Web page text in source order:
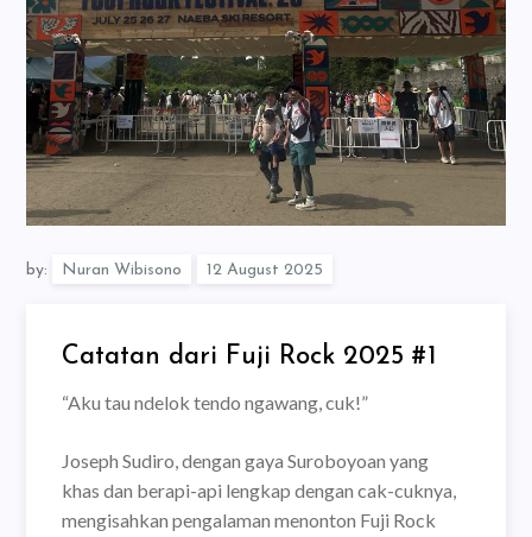
by: Nuran Wibisono
Catatan dari Fuji Rock 2025 #1
“Aku tau ndelok tendo ngawang, cuk!”
Joseph Sudiro, dengan gaya Suroboyoan yang
khas dan berapi-api lengkap dengan cak-cuknya,
mengisahkan pengalaman menonton Fuji Rock